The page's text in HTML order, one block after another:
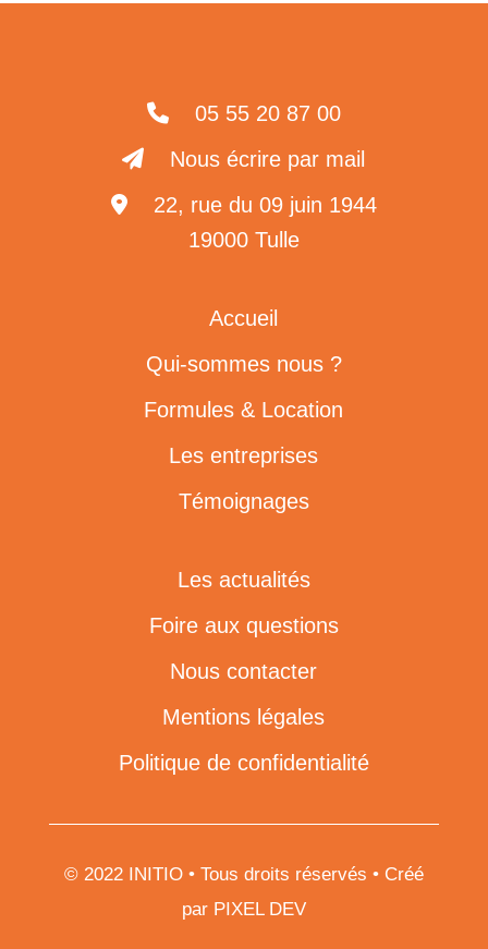
05 55 20 87 00
Nous écrire par mail
22, rue du 09 juin 1944
19000 Tulle
Accueil
Qui-sommes nous ?
Formules & Location
Les entreprises
Témoignages
Les actualités
Foire aux questions
Nous contacter
Mentions légales
Politique de confidentialité
© 2022 INITIO • Tous droits réservés • Créé
par PIXEL DEV